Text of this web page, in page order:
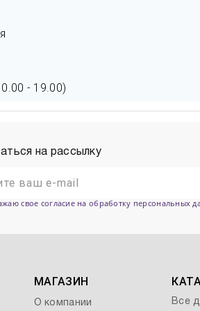
- 19.00)
на рассылку
свое согласие на обработку персональных
МАГАЗИН
О компании Все